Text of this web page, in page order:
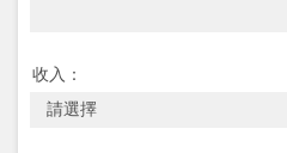
收入：